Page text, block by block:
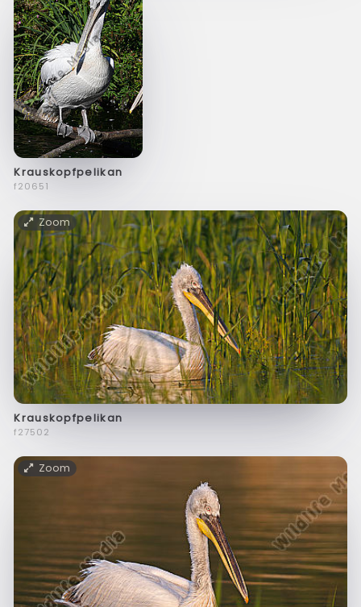
Krauskopfpelikan
f20651
Zoom
Krauskopfpelikan
f27502
Zoom